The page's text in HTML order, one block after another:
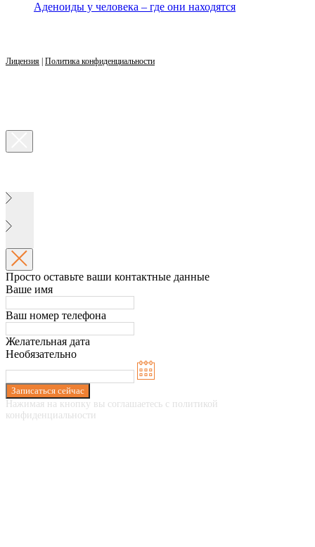
Аденоиды у человека – где они находятся
Лицензия Политика конфиденциальности
Просто оставьте ваши контактные данные
Ваше имя
Ваш номер телефона
Желательная дата
Необязательно
Записаться сейчас
Нажимая на кнопку вы соглашаетесь с политикой
конфиденциальности